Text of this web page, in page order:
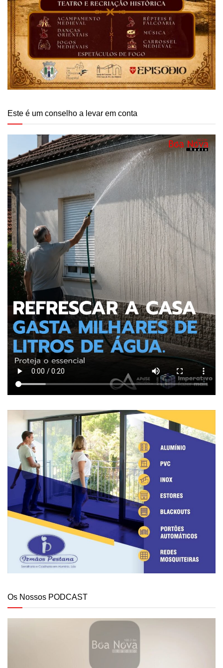
Este é um conselho a levar em conta
Os Nossos PODCAST